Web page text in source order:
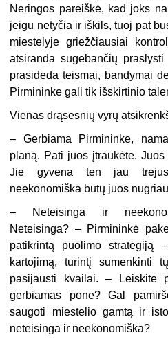
Neringos pareiškė, kad joks
jeigu netyčia ir iškils, tuoj pat
miestelyje griežčiausiai
atsiranda sugebančių
prasideda teismai, bandymai
Pirmininke gali tik išskirtinio
Vienas drąsesnių vyrų
– Gerbiama Pirmininke,
planą. Pati juos įtraukėte.
Jie gyvena ten jau
neekonomiška būtų juos
– Neteisinga ir
Neteisinga? – Pirmininkė
patikrintą puolimo strategiją
kartojimą, turintį sumenkinti
pasijausti kvailai. – Leiskite
gerbiamas pone? Gal
saugoti miestelio gamtą ir
neteisinga ir neekonomiška?